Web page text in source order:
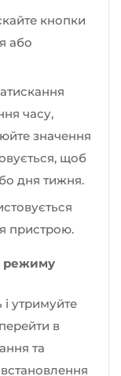
кнопки
або
часу,
значення
щоб
дня тижня.
пристрою.
режиму
утримуйте
в
та